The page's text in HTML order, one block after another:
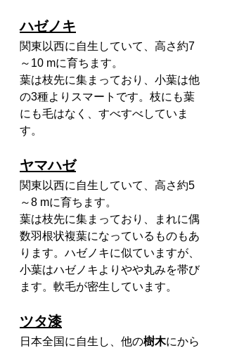
ハゼノキ
関東以西に自生していて、高さ約7
～10 mに育ちます。
葉は枝先に集まっており、小葉は他
の3種よりスマートです。枝にも葉
にも毛はなく、すべすべしていま
す。
ヤマハゼ
関東以西に自生していて、高さ約5
～8 mに育ちます。
葉は枝先に集まっており、まれに偶
数羽根状複葉になっているものもあ
ります。ハゼノキに似ていますが、
小葉はハゼノキよりやや丸みを帯び
ます。軟毛が密生しています。
ツタ漆
日本全国に自生し、他の樹木にから